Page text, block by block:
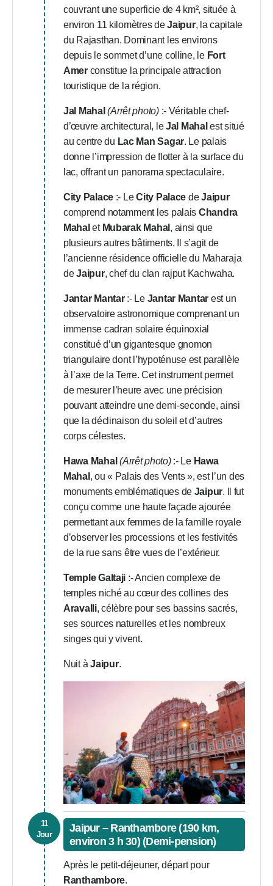
couvrant une superficie de 4 km², située à
environ 11 kilomètres deJaipur, la capitale
du Rajasthan. Dominant les environs
depuis le sommet d’une colline, le Fort
Amerconstitue la principale attraction
touristique de la région.
Jal Mahal (Arrêt photo):- Véritable chef-
d’œuvre architectural, leJal Mahal est situé
au centre du Lac Man Sagar. Le palais
donne l’impression de flotter à la surface du
lac, offrant un panorama spectaculaire.
City Palace :- LeCity Palace deJaipur
comprend notamment les palais Chandra
Mahal et Mubarak Mahal , ainsi que
plusieurs autres bâtiments. Il s’agit de
l’ancienne résidence officielle du Maharaja
deJaipur, chef du clan rajput Kachwaha.
Jantar Mantar:- Le Jantar Mantar est un
observatoire astronomique comprenant un
immense cadran solaire équinoxial
constitué d’un gigantesque gnomon
triangulaire dont l’hypoténuse est parallèle
à l’axe de la Terre. Cet instrument permet
de mesurer l’heure avec une précision
pouvant atteindre une demi-seconde, ainsi
que la déclinaison du soleil et d’autres
corps célestes.
Hawa Mahal (Arrêt photo):- Le Hawa
Mahal , ou « Palais des Vents », est l’un des
monuments emblématiques de Jaipur. Il fut
conçu comme une haute façade ajourée
permettant aux femmes de la famille royale
d’observer les processions et les festivités
de la rue sans être vues de l’extérieur.
Temple Galtaji :- Ancien complexe de
temples niché au cœur des collines des
Aravalli, célèbre pour ses bassins sacrés,
ses sources naturelles et les nombreux
singes qui y vivent.
Nuit àJaipur.
11
Jour
Jaipur – Ranthambore (190 km,
environ 3 h 30) (Demi-pension)
Après le petit-déjeuner, départ pour
Ranthambore.